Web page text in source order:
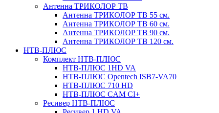
Антенна ТРИКОЛОР ТВ
Антенна ТРИКОЛОР ТВ 55 см.
Антенна ТРИКОЛОР ТВ 60 см.
Антенна ТРИКОЛОР ТВ 90 см.
Антенна ТРИКОЛОР ТВ 120 см.
НТВ-ПЛЮС
Комплект НТВ-ПЛЮС
НТВ-ПЛЮС 1HD VA
НТВ-ПЛЮС Opentech ISB7-VA70
НТВ-ПЛЮС 710 HD
НТВ-ПЛЮС CAM CI+
Ресивер НТВ-ПЛЮС